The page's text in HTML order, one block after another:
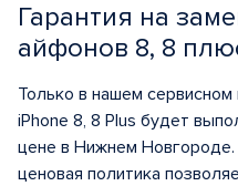
Гарантия на
айфонов 8, 8
Только в нашем
iPhone 8, 8 Plus будет
цене в Нижнем
ценовая политика